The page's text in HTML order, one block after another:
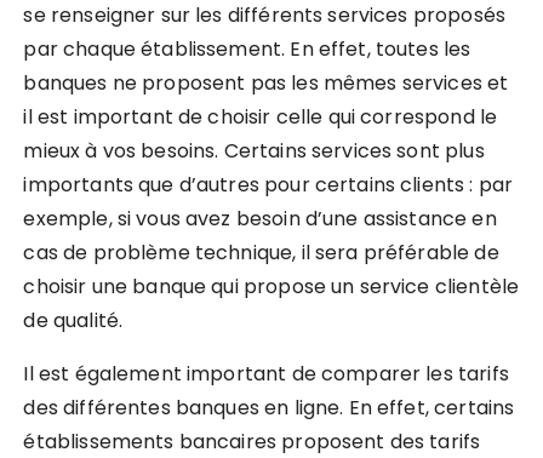
se renseigner sur les différents services proposés
par chaque établissement. En effet, toutes les
banques ne proposent pas les mêmes services et
il est important de choisir celle qui correspond le
mieux à vos besoins. Certains services sont plus
importants que d’autres pour certains clients : par
exemple, si vous avez besoin d’une assistance en
cas de problème technique, il sera préférable de
choisir une banque qui propose un service clientèle
de qualité.
Il est également important de comparer les tarifs
des différentes banques en ligne. En effet, certains
établissements bancaires proposent des tarifs